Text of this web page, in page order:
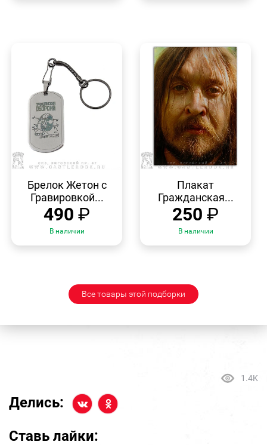
ПРОСМОТР
Брелок Жетон с
Гравировкой...
490 ₽
В наличии
ПРОСМОТР
Плакат
Гражданская...
250 ₽
В наличии
Все товары этой подборки
1.4K
Делись:
Ставь лайки: